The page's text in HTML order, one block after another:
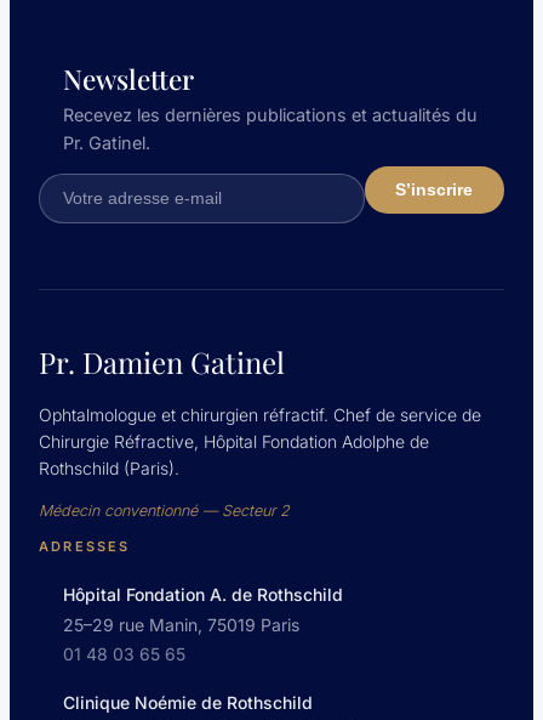
Newsletter
Recevez les dernières publications et actualités du
Pr. Gatinel.
Pr. Damien Gatinel
Ophtalmologue et chirurgien réfractif. Chef de service de
Chirurgie Réfractive, Hôpital Fondation Adolphe de
Rothschild (Paris).
Médecin conventionné — Secteur 2
ADRESSES
Hôpital Fondation A. de Rothschild
25–29 rue Manin, 75019 Paris
01 48 03 65 65
Clinique Noémie de Rothschild